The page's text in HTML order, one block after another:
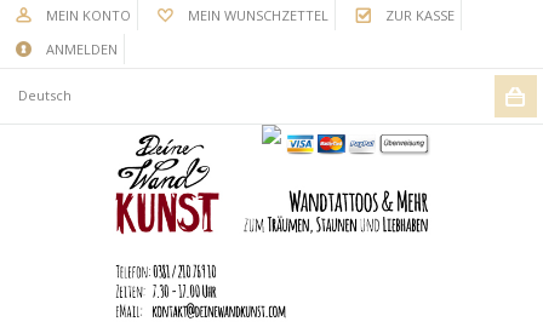
MEIN KONTO MEIN WUNSCHZETTEL
ZUR KASSE
ANMELDEN
Deutsch